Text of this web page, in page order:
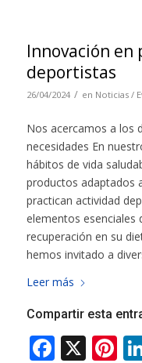
Innovación en
deportistas
26/04/2024 / en Noticias /
Nos acercamos a los
necesidades En
hábitos de vida
productos adaptados
practican actividad
elementos esenciales
recuperación en su
hemos invitado a
Leer más
Compartir esta